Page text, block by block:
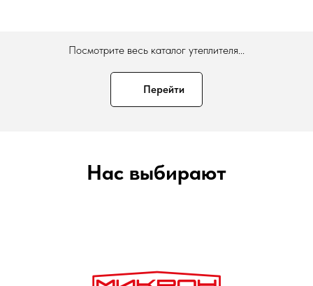
Посмотрите весь каталог утеплителя...
Перейти
Нас выбирают